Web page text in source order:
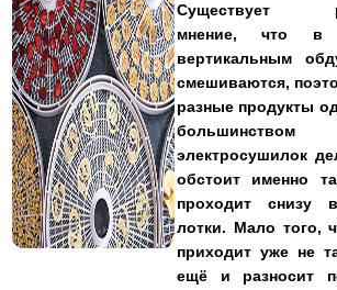
Существует
мнение, что в
вертикальным
смешиваются,
разные продукты
электросушилок
обстоит именно
проходит снизу
лотки. Мало того,
приходит уже не
ещё и разносит